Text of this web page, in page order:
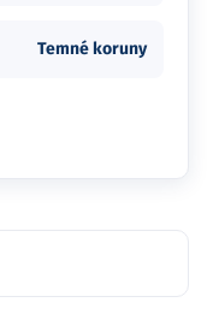
Temné koruny